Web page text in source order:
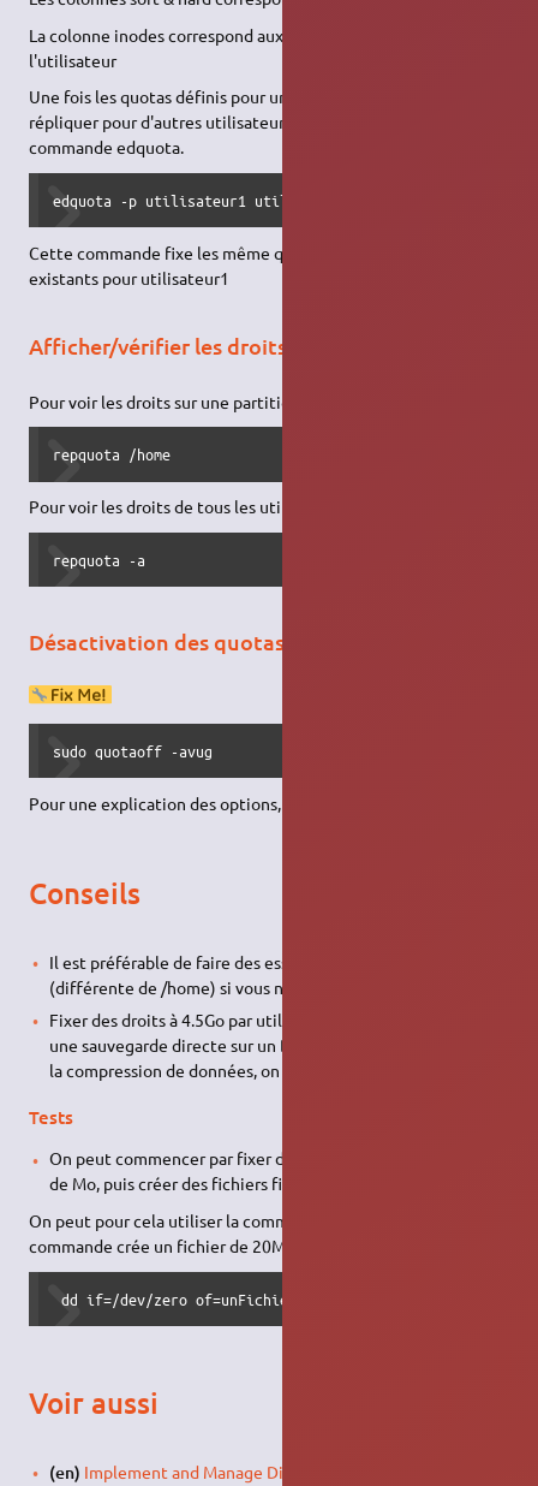
La colonne inodes correspond aux nombres de fichier de
l'utilisateur
Une fois les quotas définis pour un utilisateur, on peut les
répliquer pour d'autres utilisateurs en utilisant l'option -p de la
commande edquota.
edquota -p utilisateur1 utilisateur2
Cette commande fixe les même quotas à utilisateur2 que ceux
existants pour utilisateur1
Afficher/vérifier les droits
Pour voir les droits sur une partition (ex : /home) :
repquota /home
Pour voir les droits de tous les utilisateurs
repquota -a
Désactivation des quotas
sudo quotaoff -avug
Pour une explication des options, voir
Conseils
Il est préférable de faire des essais sur une partition de test
(différente de /home) si vous ne voulez pas avoir de soucis.
Fixer des droits à 4.5Go par utilisateur permet de réaliser
une sauvegarde directe sur un DVD (sans compression), avec
la compression de données, on peut ajouter quelque Go.
Tests
On peut commencer par fixer des droits de quelque dizaines
de Mo, puis créer des fichiers fictifs.
On peut pour cela utiliser la commande dd, par exemple cette
commande crée un fichier de 20Mo :
dd if=/dev/zero of=unFichierDe20Mo bs=1M count=20
Voir aussi
(en) Implement and Manage Disk Quotas in Linux